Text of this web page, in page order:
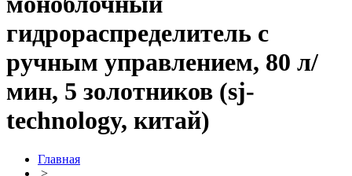
гидрораспределитель с
ручным управлением, 80 л/
мин, 5 золотников (sj-
technology, китай)
Главная
>